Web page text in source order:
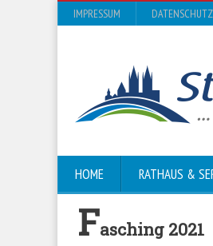
IMPRESSUM
HOME RATHAUS &
Fasching 2021